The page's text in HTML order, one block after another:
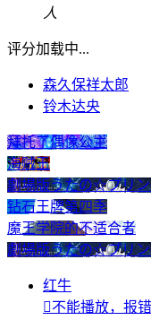
人
评分加载中...
森久保祥太郎
铃木达央
拜托了偶像公主
海贼王
劇場版うたの☆プリン
钻石王牌第四季
魔王学院的不适合者
劇場版うたの☆プリン
红牛
不能播放，报错